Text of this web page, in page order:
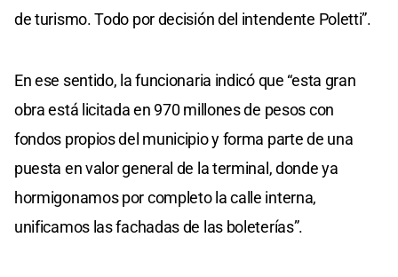
de turismo. Todo por decisión del intendente Poletti”.
En ese sentido, la funcionaria indicó que “esta gran
obra está licitada en 970 millones de pesos con
fondos propios del municipio y forma parte de una
puesta en valor general de la terminal, donde ya
hormigonamos por completo la calle interna,
unificamos las fachadas de las boleterías”.